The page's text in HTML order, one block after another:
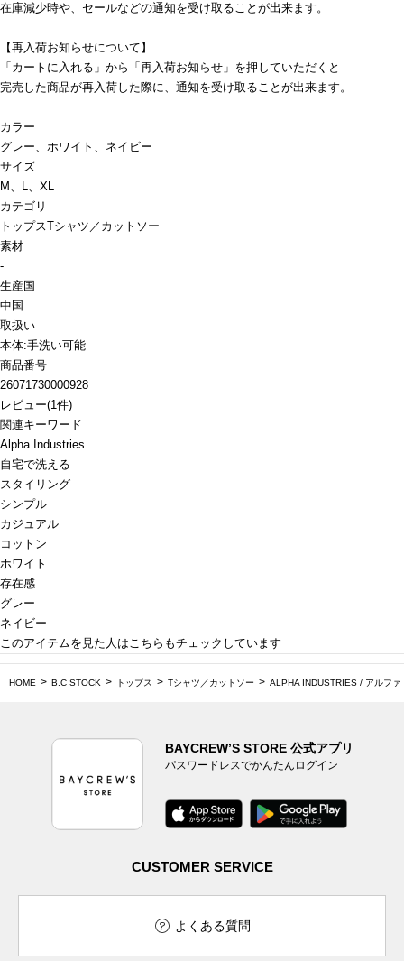
在庫減少時や、セールなどの通知を受け取ることが出来ます。
【再入荷お知らせについて】
「カートに入れる」から「再入荷お知らせ」を押していただくと
完売した商品が再入荷した際に、通知を受け取ることが出来ます。
カラー
グレー、ホワイト、ネイビー
サイズ
M、L、XL
カテゴリ
トップスTシャツ／カットソー
素材
-
生産国
中国
取扱い
本体:手洗い可能
商品番号
26071730000928
レビュー(1件)
関連キーワード
Alpha Industries
自宅で洗える
スタイリング
シンプル
カジュアル
コットン
ホワイト
存在感
グレー
ネイビー
このアイテムを見た人はこちらもチェックしています
HOME B.C STOCK トップス Tシャツ／カットソー ALPHA INDUSTRIES / アルフ
BAYCREW’S STORE 公式アプリ
パスワードレスでかんたんログイン
CUSTOMER SERVICE
よくある質問